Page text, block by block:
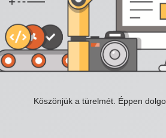
Köszönjük a türelmét. Éppen